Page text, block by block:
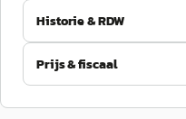
Historie & RDW
Prijs & fiscaal